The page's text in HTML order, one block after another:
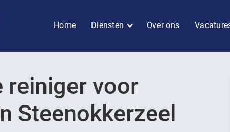
Home Diensten Over ons
reiniger voor
Steenokkerzeel